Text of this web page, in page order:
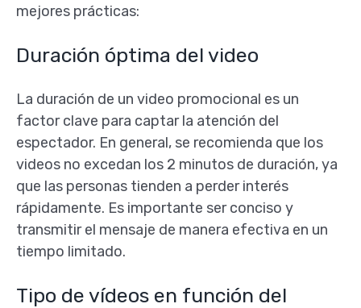
mejores prácticas:
Duración óptima del video
La duración de un video promocional es un
factor clave para captar la atención del
espectador. En general, se recomienda que los
videos no excedan los 2 minutos de duración, ya
que las personas tienden a perder interés
rápidamente. Es importante ser conciso y
transmitir el mensaje de manera efectiva en un
tiempo limitado.
Tipo de vídeos en función del